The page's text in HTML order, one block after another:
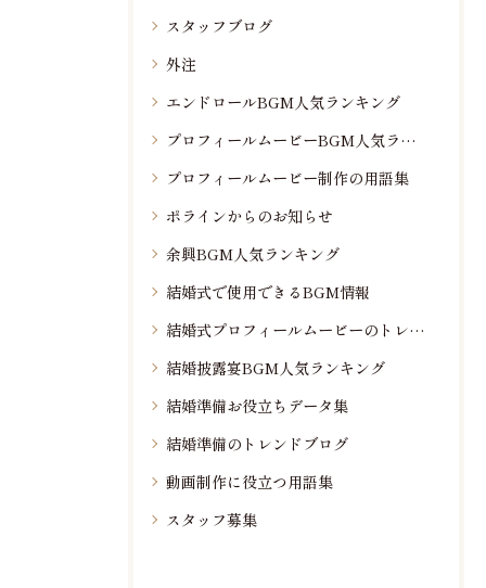
スタッフブログ
外注
エンドロールBGM人気ランキング
プロフィールムービーBGM人気ランキング
プロフィールムービー制作の用語集
ポラインからのお知らせ
余興BGM人気ランキング
結婚式で使用できるBGM情報
結婚式プロフィールムービーのトレンド情報
結婚披露宴BGM人気ランキング
結婚準備お役立ちデータ集
結婚準備のトレンドブログ
動画制作に役立つ用語集
スタッフ募集